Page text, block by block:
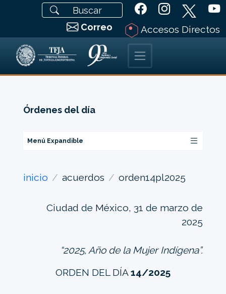
Correo Accesos Directos
Órdenes del día
Menú Expandible
inicio acuerdos orden14pl2025
Ciudad de México, 31 de marzo de
2025
“2025, Año de la Mujer Indígena”.
ORDEN DEL DÍA 14/2025